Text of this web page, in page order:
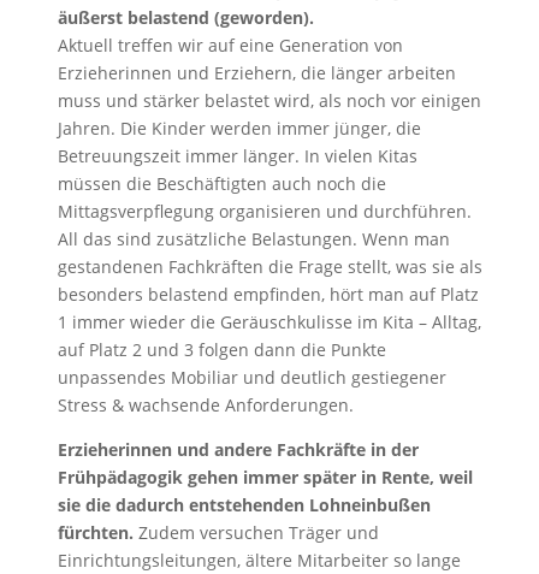
äußerst belastend (geworden).
Aktuell treffen wir auf eine Generation von
Erzieherinnen und Erziehern, die länger arbeiten
muss und stärker belastet wird, als noch vor einigen
Jahren. Die Kinder werden immer jünger, die
Betreuungszeit immer länger. In vielen Kitas
müssen die Beschäftigten auch noch die
Mittagsverpflegung organisieren und durchführen.
All das sind zusätzliche Belastungen. Wenn man
gestandenen Fachkräften die Frage stellt, was sie als
besonders belastend empfinden, hört man auf Platz
1 immer wieder die Geräuschkulisse im Kita – Alltag,
auf Platz 2 und 3 folgen dann die Punkte
unpassendes Mobiliar und deutlich gestiegener
Stress & wachsende Anforderungen.
Erzieherinnen und andere Fachkräfte in der
Frühpädagogik gehen immer später in Rente, weil
sie die dadurch entstehenden Lohneinbußen
fürchten. Zudem versuchen Träger und
Einrichtungsleitungen, ältere Mitarbeiter so lange